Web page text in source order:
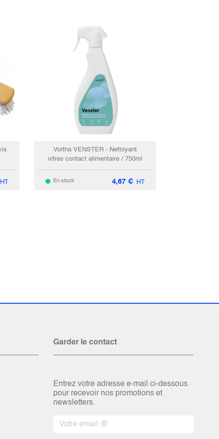
HT
Vortha VENSTER - Nettoyant
vitres contact alimentaire / 750ml
En stock 4,67 € HT
Garder le contact
Entrez votre adresse e-mail ci-dessous
pour recevoir nos promotions et
newsletters.